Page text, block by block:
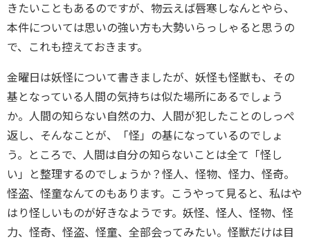
きたいこともあるのですが、物云えば唇寒しなんとやら、
本件については思いの強い方も大勢いらっしゃると思うの
で、これも控えておきます。
金曜日は妖怪について書きましたが、妖怪も怪獣も、その
基となっている人間の気持ちは似た場所にあるでしょう
か。人間の知らない自然の力、人間が犯したことのしっぺ
返し、そんなことが、「怪」の基になっているのでしょ
う。ところで、人間は自分の知らないことは全て「怪し
い」と整理するのでしょうか？怪人、怪物、怪力、怪奇。
怪盗、怪童なんてのもあります。こうやって見ると、私はや
はり怪しいものが好きなようです。妖怪、怪人、怪物、怪
力、怪奇、怪盗、怪童、全部会ってみたい。怪獣だけは目